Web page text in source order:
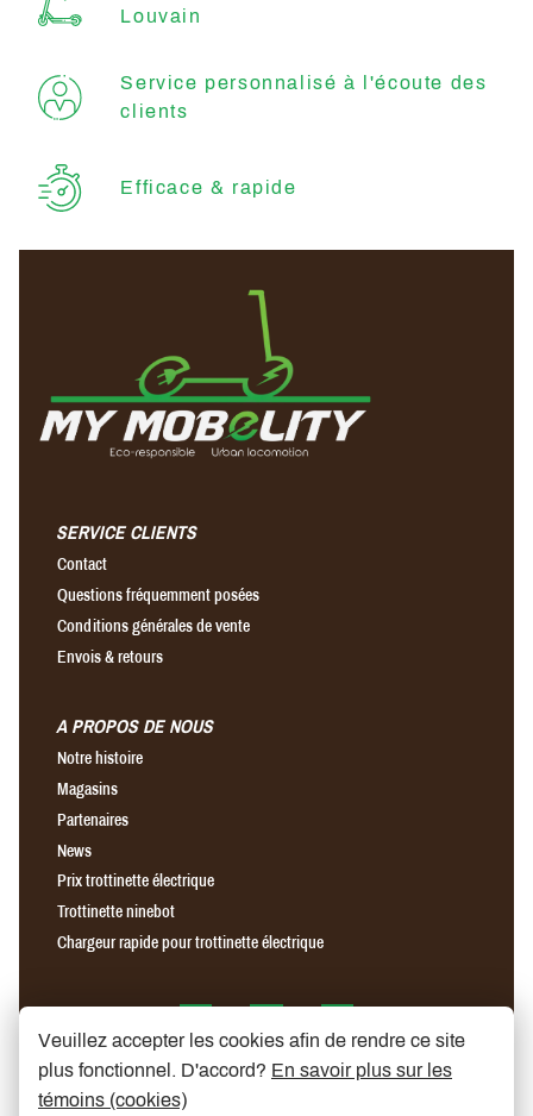
Louvain
Service personnalisé à l'écoute des
clients
Efficace & rapide
SERVICE CLIENTS
Contact
Questions fréquemment posées
Conditions générales de vente
Envois & retours
A PROPOS DE NOUS
Notre histoire
Magasins
Partenaires
News
Prix trottinette électrique
Trottinette ninebot
Chargeur rapide pour trottinette électrique
Find us on FacebookFind us on InstagramFind us on YouTube
Veuillez accepter les cookies afin de rendre ce site
plus fonctionnel. D'accord? En savoir plus sur les
témoins (cookies)